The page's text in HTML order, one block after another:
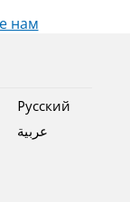
нам
Pусский
عربية